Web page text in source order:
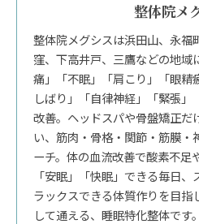
整体院メ
整体院メグシスは浜田山、永福
窪、下高井戸、三鷹などの地域
痛」「不眠」「肩こり」「眼精
しばり」「自律神経」「緊張
改善。ヘッドスパや骨盤矯正だ
い、筋肉・骨格・関節・筋膜・
ーチ。体の血流改善で酸素不足
「安眠」「快眠」できる毎日
ラックスできる体質作りを目指
して通える、睡眠特化整体です。